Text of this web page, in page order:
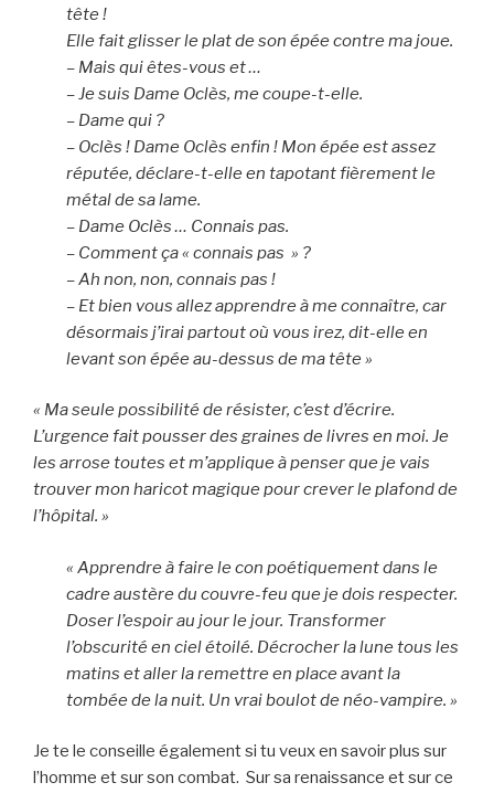
tête !
Elle fait glisser le plat de son épée contre ma joue.
– Mais qui êtes-vous et …
– Je suis Dame Oclès, me coupe-t-elle.
– Dame qui ?
– Oclès ! Dame Oclès enfin ! Mon épée est assez
réputée, déclare-t-elle en tapotant fièrement le
métal de sa lame.
– Dame Oclès … Connais pas.
– Comment ça « connais pas » ?
– Ah non, non, connais pas !
– Et bien vous allez apprendre à me connaître, car
désormais j’irai partout où vous irez, dit-elle en
levant son épée au-dessus de ma tête »
« Ma seule possibilité de résister, c’est d’écrire.
L’urgence fait pousser des graines de livres en moi. Je
les arrose toutes et m’applique à penser que je vais
trouver mon haricot magique pour crever le plafond de
l’hôpital. »
« Apprendre à faire le con poétiquement dans le
cadre austère du couvre-feu que je dois respecter.
Doser l’espoir au jour le jour. Transformer
l’obscurité en ciel étoilé. Décrocher la lune tous les
matins et aller la remettre en place avant la
tombée de la nuit. Un vrai boulot de néo-vampire. »
Je te le conseille également si tu veux en savoir plus sur
l’homme et sur son combat. Sur sa renaissance et sur ce